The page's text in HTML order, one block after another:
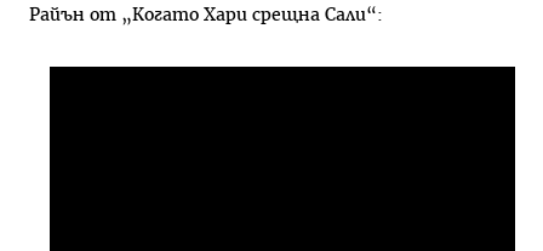
Райън от „Когато Хари срещна Сали“: